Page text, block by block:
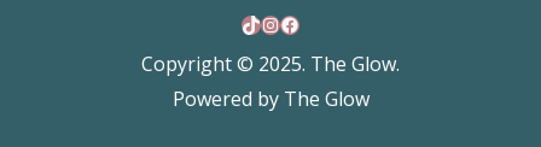
TikTok
Instagram
Facebook
Copyright © 2025. The Glow.
Powered by The Glow